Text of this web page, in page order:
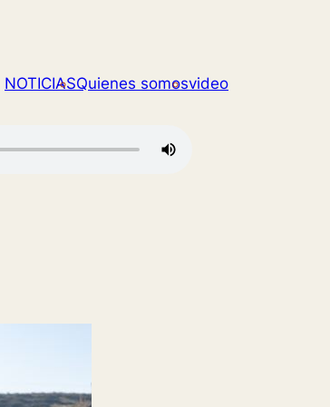
NOTICIASQuienes somosvideo